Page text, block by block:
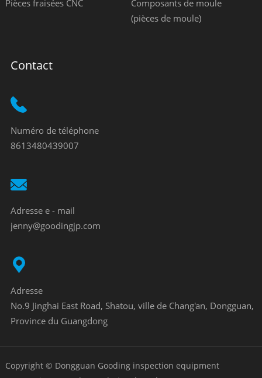
Pièces fraisées CNC
Composants de moule
(pièces de moule)
Contact
Numéro de téléphone
8613480439007
Adresse e - mail
jenny@goodingjp.com
Adresse
No.9 Jinghai East Road, Shatou, ville de Chang'an, Dongguan,
Province du Guangdong
Copyright © Dongguan Gooding inspection equipment